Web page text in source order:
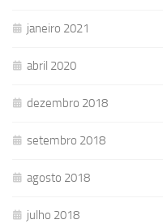
janeiro 2021
abril 2020
dezembro 2018
setembro 2018
agosto 2018
julho 2018